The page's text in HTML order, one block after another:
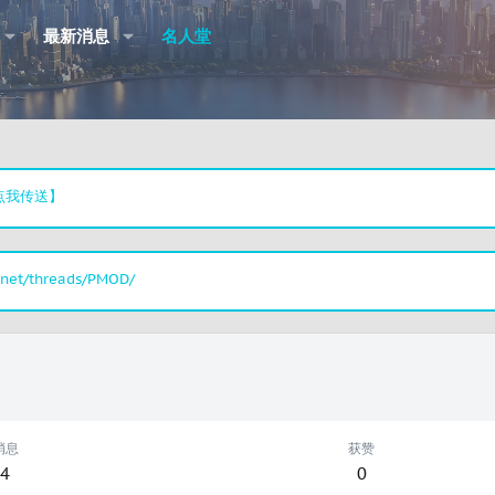
最新消息 名人堂
传送】
threads/PMOD/
息
4
获赞
0